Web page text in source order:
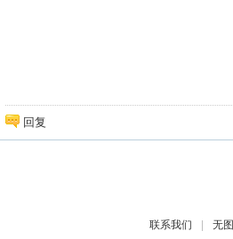
回复
联系我们 | 无